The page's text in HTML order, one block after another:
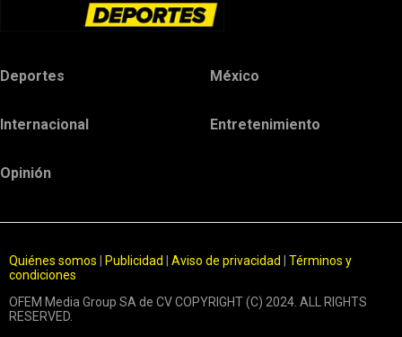
Deportes México
Internacional Entretenimiento
Opinión
Quiénes somos Publicidad Aviso de privacidad
Términos y
condiciones
OFEM Media Group SA de CV COPYRIGHT (C) 2024. ALL RIGHTS
RESERVED.